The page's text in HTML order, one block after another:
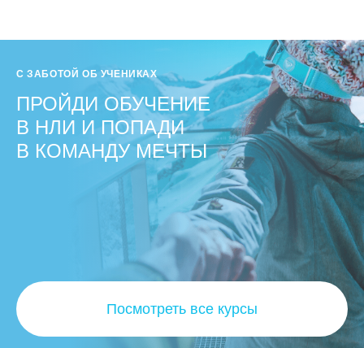
С ЗАБОТОЙ ОБ УЧЕНИКАХ
ПРОЙДИ ОБУЧЕНИЕ
В НЛИ И ПОПАДИ
В КОМАНДУ МЕЧТЫ
Посмотреть все курсы